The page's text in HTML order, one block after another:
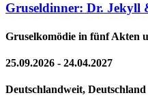
Gruseldinner: Dr. Jekyll
Gruselkomödie in fünf Akten
25.09.2026 - 24.04.2027
Deutschlandweit, Deutschland